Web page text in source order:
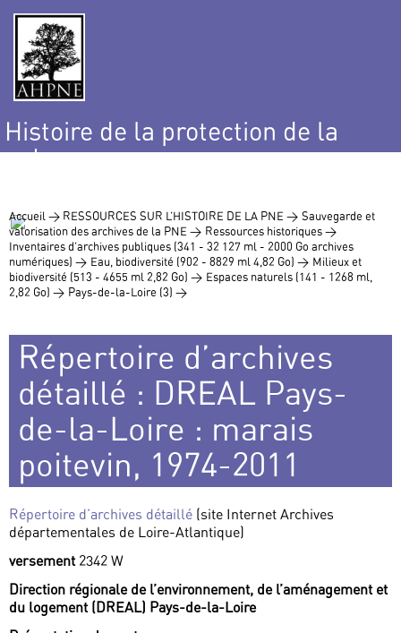
Histoire de la protection de la
nature
Accueil > RESSOURCES SUR L’HISTOIRE DE LA PNE > Sauvegarde et
valorisation des archives de la PNE > Ressources historiques >
Inventaires d’archives publiques (341 - 32 127 ml - 2000 Go archives
numériques) > Eau, biodiversité (902 - 8829 ml 4,82 Go) > Milieux et
biodiversité (513 - 4655 ml 2,82 Go) > Espaces naturels (141 - 1268 ml,
2,82 Go) > Pays-de-la-Loire (3) >
Répertoire d’archives
détaillé : DREAL Pays-
de-la-Loire : marais
poitevin, 1974-2011
Répertoire d’archives détaillé (site Internet Archives
départementales de Loire-Atlantique)
versement 2342 W
Direction régionale de l’environnement, de l’aménagement et
du logement (DREAL) Pays-de-la-Loire